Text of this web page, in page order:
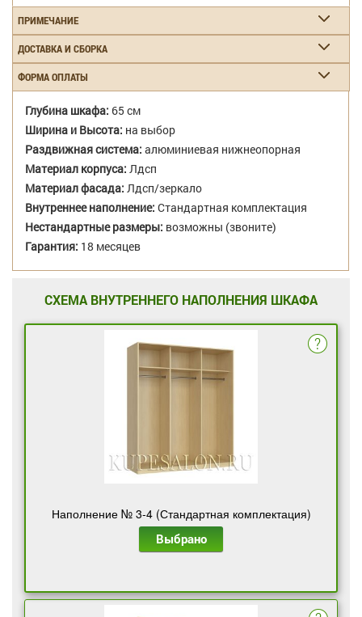
ПРИМЕЧАНИЕ
ДОСТАВКА И СБОРКА
ФОРМА ОПЛАТЫ
Глубина шкафа: 65 см
Ширина и Высота: на выбор
Раздвижная система: алюминиевая нижнеопорная
Материал корпуса: Лдсп
Материал фасада: Лдсп/зеркало
Внутреннее наполнение: Стандартная комплектация
Нестандартные размеры: возможны (звоните)
Гарантия: 18 месяцев
СХЕМА ВНУТРЕННЕГО НАПОЛНЕНИЯ ШКАФА
Наполнение № 3-4 (Стандартная комплектация)
Выбрано